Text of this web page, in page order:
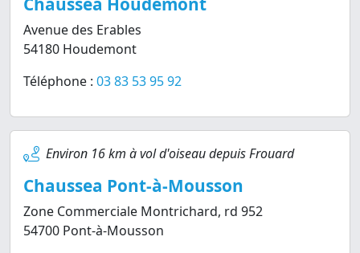
Avenue des Erables
54180 Houdemont
Téléphone : 03 83 53 95 92
Environ 16 km à vol d'oiseau depuis Frouard
Chaussea Pont-à-Mousson
Zone Commerciale Montrichard, rd 952
54700 Pont-à-Mousson